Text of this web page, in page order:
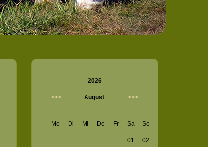
2026
<<< August >>>
Mo Di Mi Do Fr Sa So
01 02